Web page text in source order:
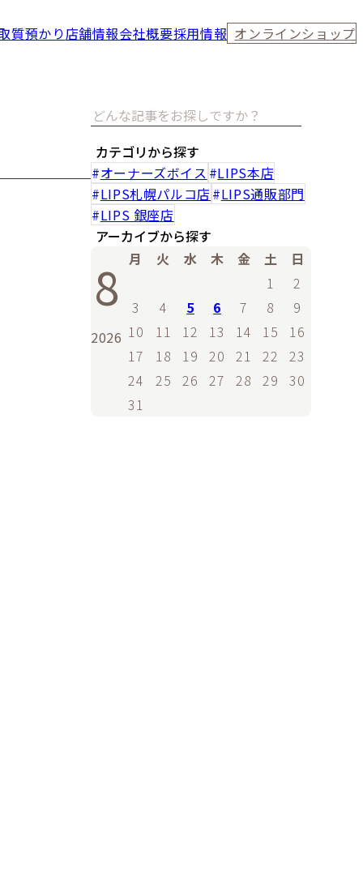
質預かり 店舗情報会社概要採用情報 オンラインショップ
カテゴリから探す
オーナーズボイス
LIPS本店
LIPS札幌パルコ店
LIPS通販部門
LIPS 銀座店
アーカイブから探す
8
2026
月 火 水 木 金 土
日
1
2
3
4 5 6 7 8
9
10
11 12 13 14 15
16
17
18 19 20 21 22
23
24
25 26 27 28 29
30
31